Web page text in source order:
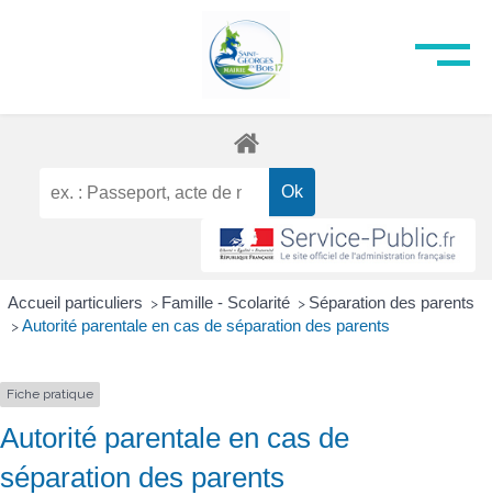
Accueil particuliers > Famille - Scolarité > Séparation des parents
> Autorité parentale en cas de séparation des parents
Fiche pratique
Autorité parentale en cas de
séparation des parents